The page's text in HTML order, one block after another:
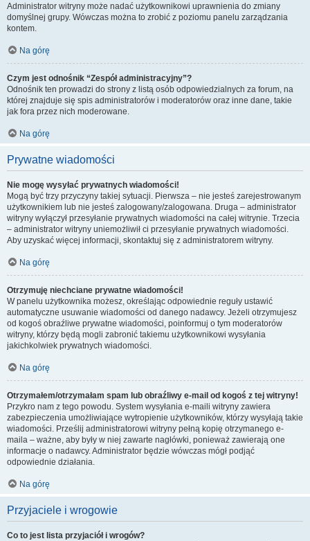
Administrator witryny może nadać użytkownikowi uprawnienia do zmiany
domyślnej grupy. Wówczas można to zrobić z poziomu panelu zarządzania
kontem.
Na górę
Czym jest odnośnik “Zespół administracyjny”?
Odnośnik ten prowadzi do strony z listą osób odpowiedzialnych za forum, na
której znajduje się spis administratorów i moderatorów oraz inne dane, takie
jak fora przez nich moderowane.
Na górę
Prywatne wiadomości
Nie mogę wysyłać prywatnych wiadomości!
Mogą być trzy przyczyny takiej sytuacji. Pierwsza – nie jesteś zarejestrowanym
użytkownikiem lub nie jesteś zalogowany/zalogowana. Druga – administrator
witryny wyłączył przesyłanie prywatnych wiadomości na całej witrynie. Trzecia
– administrator witryny uniemożliwił ci przesyłanie prywatnych wiadomości.
Aby uzyskać więcej informacji, skontaktuj się z administratorem witryny.
Na górę
Otrzymuję niechciane prywatne wiadomości!
W panelu użytkownika możesz, określając odpowiednie reguły ustawić
automatyczne usuwanie wiadomości od danego nadawcy. Jeżeli otrzymujesz
od kogoś obraźliwe prywatne wiadomości, poinformuj o tym moderatorów
witryny, którzy będą mogli zabronić takiemu użytkownikowi wysyłania
jakichkolwiek prywatnych wiadomości.
Na górę
Otrzymałem/otrzymałam spam lub obraźliwy e-mail od kogoś z tej witryny!
Przykro nam z tego powodu. System wysyłania e-maili witryny zawiera
zabezpieczenia umożliwiające wytropienie użytkowników, którzy wysyłają takie
wiadomości. Prześlij administratorowi witryny pełną kopię otrzymanego e-
maila – ważne, aby były w niej zawarte nagłówki, ponieważ zawierają one
informacje o nadawcy. Administrator będzie wówczas mógł podjąć
odpowiednie działania.
Na górę
Przyjaciele i wrogowie
Co to jest lista przyjaciół i wrogów?